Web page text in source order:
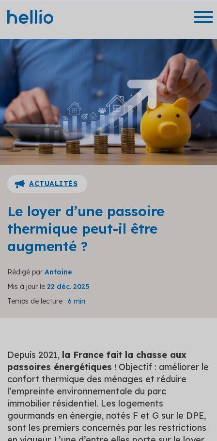
ACTUALITÉS
Le loyer d’une passoire
thermique peut-il être
augmenté ?
Rédigé par Antoine
Mis à jour le 22 déc. 2025
Temps de lecture : 6 min
Depuis 2021, la France fait la chasse aux
passoires énergétiques ! Objectif : améliorer le
confort thermique des ménages et réduire
l’empreinte environnementale du parc
immobilier résidentiel. Les logements
gourmands en énergie, notés F et G sur le DPE,
sont les premiers concernés par les restrictions